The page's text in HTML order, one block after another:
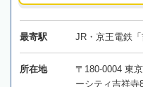
最寄駅 JR・京王電鉄
所在地
〒180-0004 東
ーシティ吉祥寺